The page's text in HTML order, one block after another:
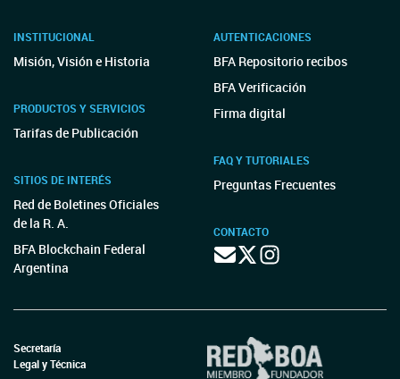
INSTITUCIONAL
Misión, Visión e Historia
PRODUCTOS Y SERVICIOS
Tarifas de Publicación
SITIOS DE INTERÉS
Red de Boletines Oficiales
de la R. A.
BFA Blockchain Federal
Argentina
AUTENTICACIONES
BFA Repositorio recibos
BFA Verificación
Firma digital
FAQ Y TUTORIALES
Preguntas Frecuentes
CONTACTO
Secretaría
Legal y Técnica